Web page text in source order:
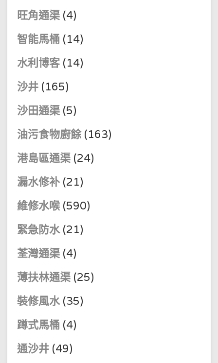
旺角通渠 (4)
智能馬桶 (14)
水利博客(14)
沙井 (165)
沙田通渠 (5)
油污食物廚餘(163)
港島區通渠 (24)
漏水修补 (21)
維修水喉 (590)
緊急防水(21)
荃灣通渠 (4)
薄扶林通渠 (25)
裝修風水(35)
蹲式馬桶 (4)
通沙井 (49)